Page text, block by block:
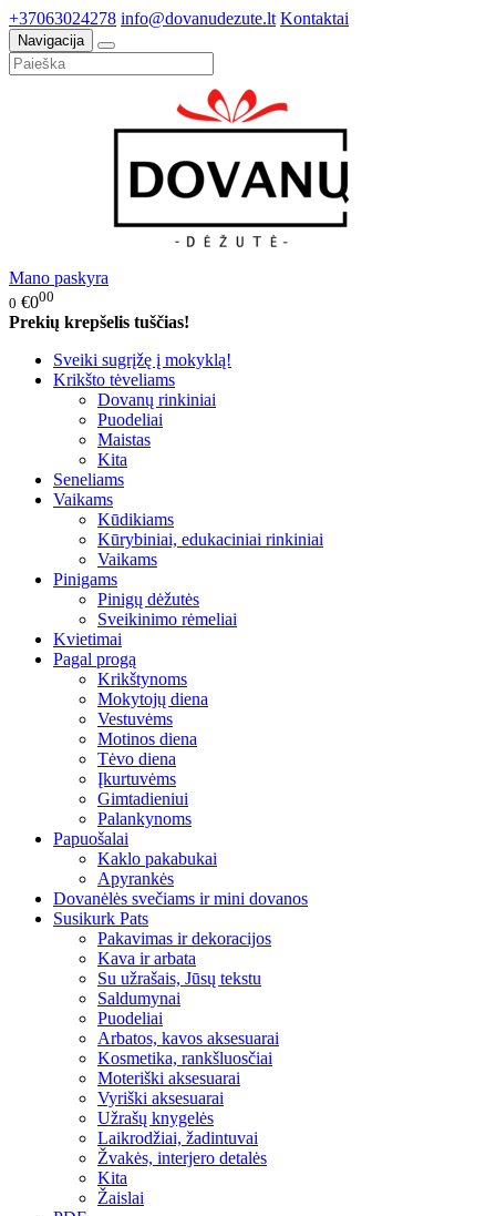
+37063024278 info@dovanudezute.lt Kontaktai
Navigacija
Mano paskyra
0 €000
Prekių krepšelis tuščias!
Sveiki sugrįžę į mokyklą!
Krikšto tėveliams
Dovanų rinkiniai
Puodeliai
Maistas
Kita
Seneliams
Vaikams
Kūdikiams
Kūrybiniai, edukaciniai rinkiniai
Vaikams
Pinigams
Pinigų dėžutės
Sveikinimo rėmeliai
Kvietimai
Pagal progą
Krikštynoms
Mokytojų diena
Vestuvėms
Motinos diena
Tėvo diena
Įkurtuvėms
Gimtadieniui
Palankynoms
Papuošalai
Kaklo pakabukai
Apyrankės
Dovanėlės svečiams ir mini dovanos
Susikurk Pats
Pakavimas ir dekoracijos
Kava ir arbata
Su užrašais, Jūsų tekstu
Saldumynai
Puodeliai
Arbatos, kavos aksesuarai
Kosmetika, rankšluosčiai
Moteriški aksesuarai
Vyriški aksesuarai
Užrašų knygelės
Laikrodžiai, žadintuvai
Žvakės, interjero detalės
Kita
Žaislai